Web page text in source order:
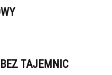
TAJEMNIC